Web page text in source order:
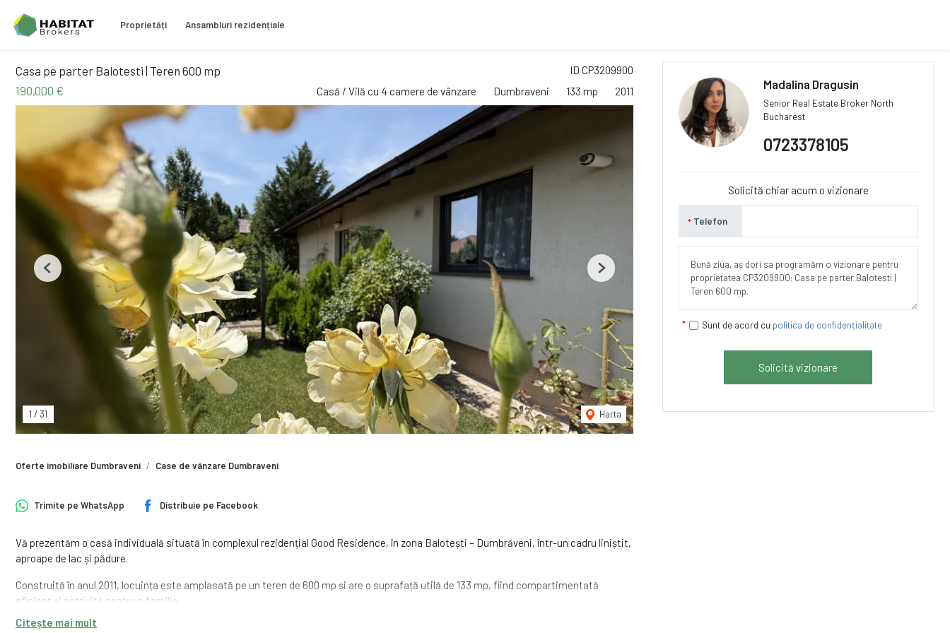
Proprietăți Ansambluri rezidențiale
ID CP3209900
Casa pe parter Balotesti | Teren 600 mp
190,000 €
Casă / Vilă cu 4 camere de vânzare Dumbraveni 133 mp 2011
1 / 31 Harta
Previous Next
Oferte imobiliare Dumbraveni Case de vânzare Dumbraveni
Trimite pe WhatsApp Distribuie pe Facebook
Vă prezentăm o casă individuală situată în complexul rezidențial Good Residence, în zona Balotești – Dumbrăveni, într-un cadru liniștit,
aproape de lac și pădure.
Construită în anul 2011, locuința este amplasată pe un teren de 600 mp și are o suprafață utilă de 133 mp, fiind compartimentată
eficient și potrivită pentru o familie.
Compartimentare:
Citește mai mult
Madalina Dragusin
Senior Real Estate Broker North
Bucharest
0723378105
Solicită chiar acum o vizionare
Telefon
Sunt de acord cu politica de confidențialitate
Solicită vizionare